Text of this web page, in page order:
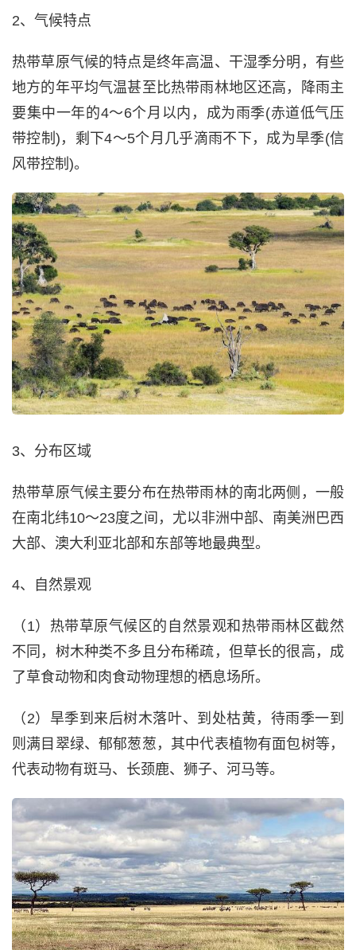
2、气候特点
热带草原气候的特点是终年高温、干湿季分明，有些
地方的年平均气温甚至比热带雨林地区还高，降雨主
要集中一年的4～6个月以内，成为雨季(赤道低气压
带控制)，剩下4～5个月几乎滴雨不下，成为旱季(信
风带控制)。
3、分布区域
热带草原气候主要分布在热带雨林的南北两侧，一般
在南北纬10～23度之间，尤以非洲中部、南美洲巴西
大部、澳大利亚北部和东部等地最典型。
4、自然景观
（1）热带草原气候区的自然景观和热带雨林区截然
不同，树木种类不多且分布稀疏，但草长的很高，成
了草食动物和肉食动物理想的栖息场所。
（2）旱季到来后树木落叶、到处枯黄，待雨季一到
则满目翠绿、郁郁葱葱，其中代表植物有面包树等，
代表动物有斑马、长颈鹿、狮子、河马等。